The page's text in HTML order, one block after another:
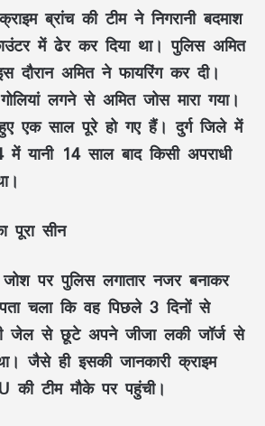
ब्रांच की टीम ने निगरानी बदमाश
में ढेर कर दिया था। पुलिस अमित
अमित ने फायरिंग कर दी।
लगने से अमित जोस मारा गया।
एक साल पूरे हो गए हैं। दुर्ग जिले में
यानी 14 साल बाद किसी अपराधी
पूरा सीन
पर पुलिस लगातार नजर बनाकर
चला कि वह पिछले 3 दिनों से
जेल से छूटे अपने जीजा लकी जॉर्ज से
जैसे ही इसकी जानकारी क्राइम
की टीम मौके पर पहुंची।